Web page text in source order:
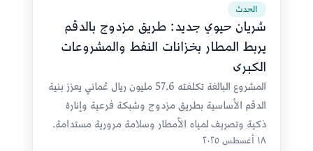
الحدث
شريان حيوي جديد: طريق مزدوج بالدقم
يربط المطار بخزانات النفط والمشروعات
الكبرى
المشروع البالغة تكلفته 57.6 مليون ريال عُماني يعزز بنية
الدقم الأساسية بطريق مزدوج وشبكة فرعية وإنارة
ذكية وتصريف لمياه الأمطار وسلامة مرورية مستدامة.
١٨ أغسطس ٢٠٢٥